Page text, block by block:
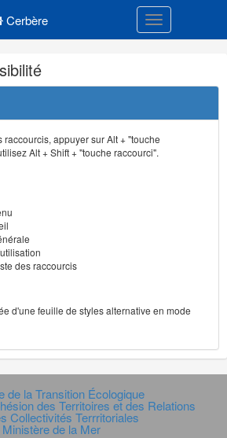
Cerbère Toggle
appuyer sur Alt + "touche
Alt + Shift + "touche raccourci".
des raccourcis
d'une feuille de styles alternative en mode
de la Transition Écologique
des Territoires et des Relations
Collectivités Terrritoriales
Ministère de la Mer